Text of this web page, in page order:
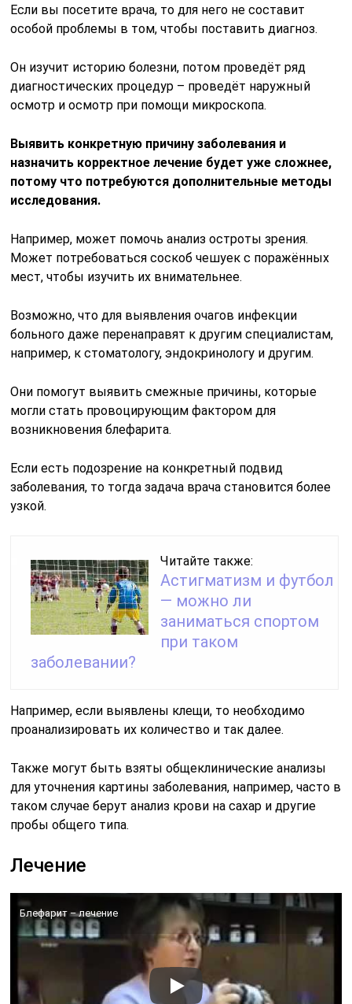
Если вы посетите врача, то для него не составит
особой проблемы в том, чтобы поставить диагноз.
Он изучит историю болезни, потом проведёт ряд
диагностических процедур – проведёт наружный
осмотр и осмотр при помощи микроскопа.
Выявить конкретную причину заболевания и
назначить корректное лечение будет уже сложнее,
потому что потребуются дополнительные методы
исследования.
Например, может помочь анализ остроты зрения.
Может потребоваться соскоб чешуек с поражённых
мест, чтобы изучить их внимательнее.
Возможно, что для выявления очагов инфекции
больного даже перенаправят к другим специалистам,
например, к стоматологу, эндокринологу и другим.
Они помогут выявить смежные причины, которые
могли стать провоцирующим фактором для
возникновения блефарита.
Если есть подозрение на конкретный подвид
заболевания, то тогда задача врача становится более
узкой.
Читайте также:
Астигматизм и футбол
— можно ли
заниматься спортом
при таком
заболевании?
Например, если выявлены клещи, то необходимо
проанализировать их количество и так далее.
Также могут быть взяты общеклинические анализы
для уточнения картины заболевания, например, часто в
таком случае берут анализ крови на сахар и другие
пробы общего типа.
Лечение
Блефарит – лечение